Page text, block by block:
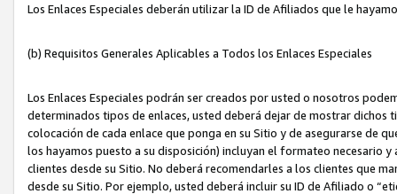
Los Enlaces Especiales deberán utilizar la ID de Afiliados que le
(b) Requisitos Generales Aplicables a Todos los Enlaces Especiales
Los Enlaces Especiales podrán ser creados por usted o nosotros
determinados tipos de enlaces, usted deberá dejar de mostrar dichos
colocación de cada enlace que ponga en su Sitio y de asegurarse de
los hayamos puesto a su disposición) incluyan el formateo necesario
clientes desde su Sitio. No deberá recomendarles a los clientes que
desde su Sitio. Por ejemplo, usted deberá incluir su ID de Afiliado o